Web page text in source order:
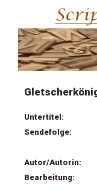
Untertitel:
Sendefolge:
Autor/Autorin:
Bearbeitung: